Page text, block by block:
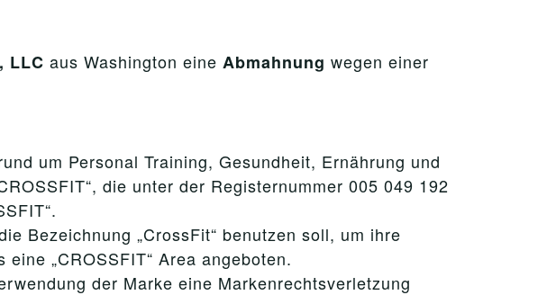
LLC aus Washington eine Abmahnung wegen einer
um Personal Training, Gesundheit, Ernährung und
die unter der Registernummer 005 049 192
Bezeichnung „CrossFit“ benutzen soll, um ihre
„CROSSFIT“ Area angeboten.
der Marke eine Markenrechtsverletzung